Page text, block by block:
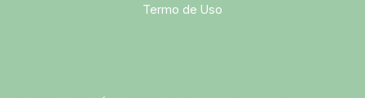
Termo de Uso